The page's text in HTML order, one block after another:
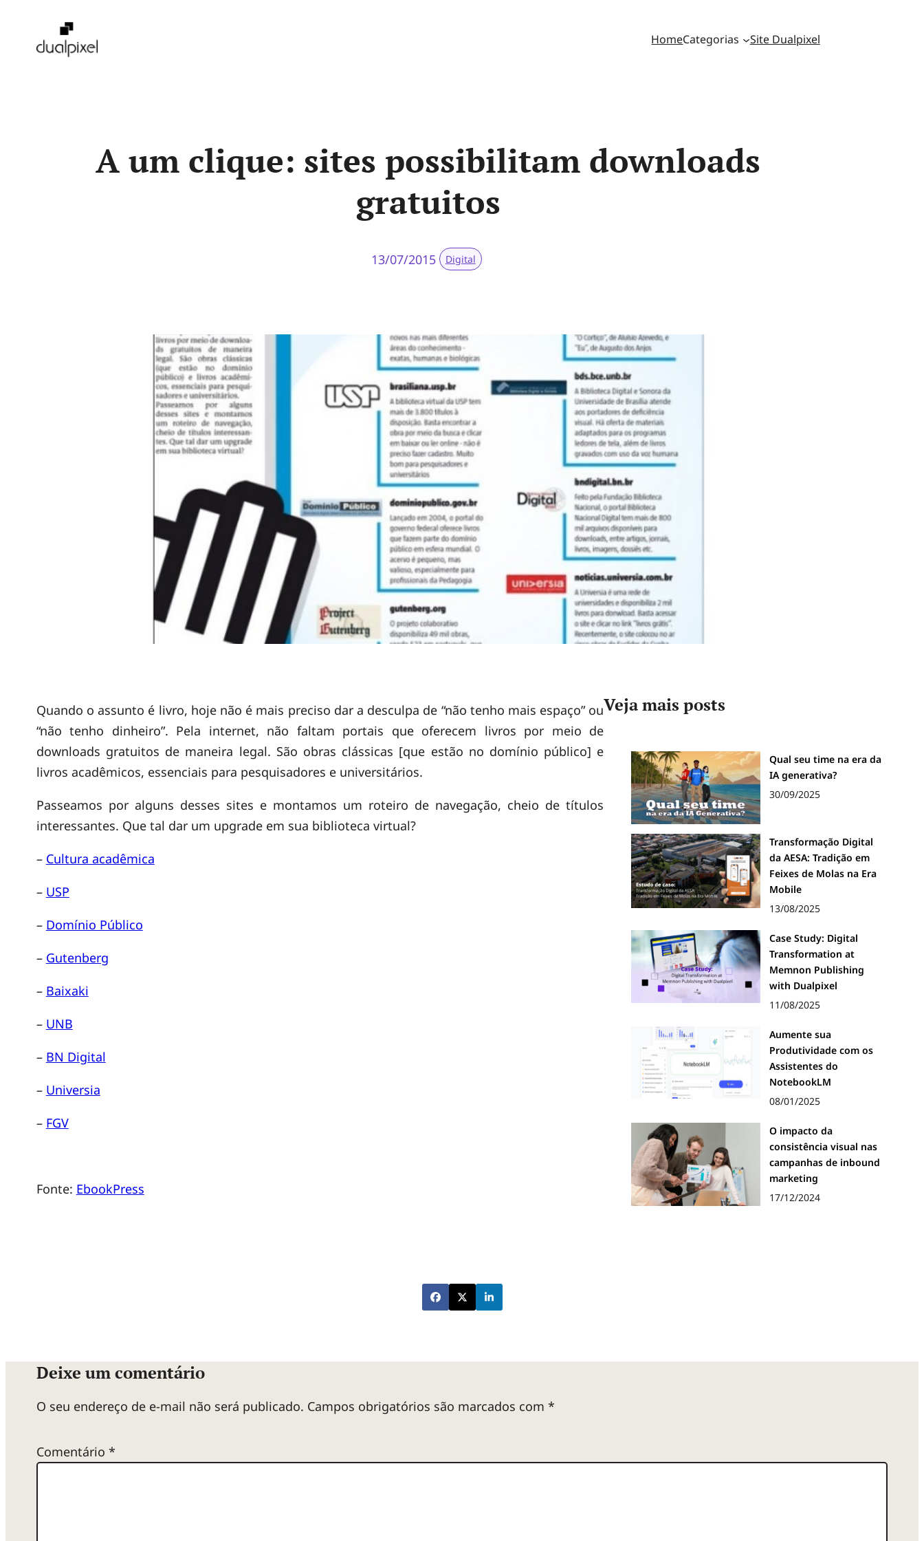
HomeCategorias Site Dualpixel
A um clique: sites possibilitam downloads
gratuitos
13/07/2015 Digital
A
u
m
c
l
i
q
u
e
:
s
i
o
s
s
Quando o assunto é livro, hoje não é mais preciso dar a desculpa de “não tenho mais espaço” ou
“não tenho dinheiro”. Pela internet, não faltam portais que oferecem livros por meio de
downloads gratuitos de maneira legal. São obras clássicas [que estão no domínio público] e
livros acadêmicos, essenciais para pesquisadores e universitários.
Passeamos por alguns desses sites e montamos um roteiro de navegação, cheio de títulos
interessantes. Que tal dar um upgrade em sua biblioteca virtual?
– Cultura acadêmica
– USP
– Domínio Público
– Gutenberg
– Baixaki
– UNB
– BN Digital
– Universia
– FGV
Fonte: EbookPress
Veja mais posts
Qual seu time na era da
IA generativa?
30/09/2025
Transformação Digital
da AESA: Tradição em
Feixes de Molas na Era
Mobile
13/08/2025
Case Study: Digital
Transformation at
Memnon Publishing
with Dualpixel
11/08/2025
Aumente sua
Produtividade com os
Assistentes do
NotebookLM
08/01/2025
O impacto da
consistência visual nas
campanhas de inbound
marketing
17/12/2024
Deixe um comentário
O seu endereço de e-mail não será publicado. Campos obrigatórios são marcados com *
Comentário *